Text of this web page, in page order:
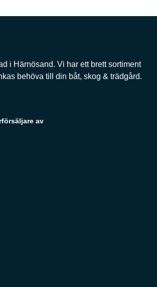
i Härnösand. Vi har ett brett sortiment
behöva till din båt, skog & trädgård.
av